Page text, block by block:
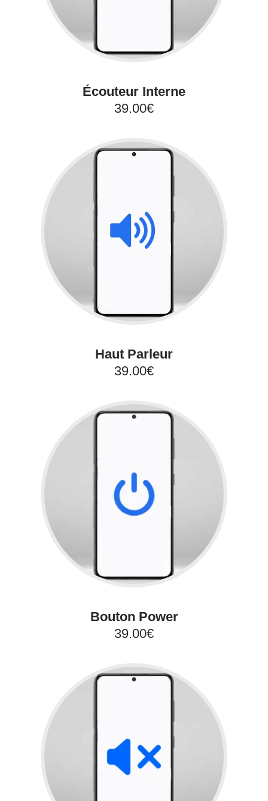
Écouteur Interne
39.00€
Haut Parleur
39.00€
Bouton Power
39.00€